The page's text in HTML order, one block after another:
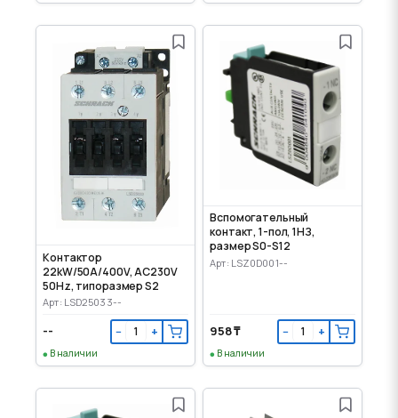
Контактор
22kW/50A/400V, AC230V
50Hz, типоразмер S2
Арт: LSD25033--
-- − +
В наличии
Вспомогательный
контакт, 1-пол, 1НЗ,
размер S0-S12
Арт: LSZ0D001--
958 ₸ − +
В наличии